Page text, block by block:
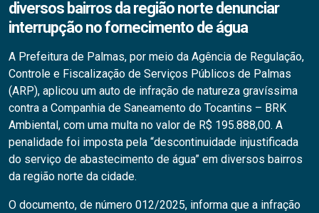
diversos bairros da região norte denunciar
interrupção no fornecimento de água
A Prefeitura de Palmas, por meio da Agência de Regulação,
Controle e Fiscalização de Serviços Públicos de Palmas
(ARP), aplicou um auto de infração de natureza gravíssima
contra a Companhia de Saneamento do Tocantins – BRK
Ambiental, com uma multa no valor de R$ 195.888,00. A
penalidade foi imposta pela “descontinuidade injustificada
do serviço de abastecimento de água” em diversos bairros
da região norte da cidade.
O documento, de número 012/2025, informa que a infração